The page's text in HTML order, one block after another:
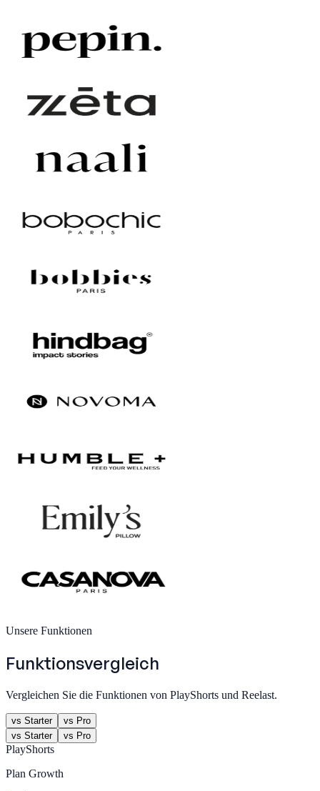
Unsere Funktionen
Funktionsvergleich
Vergleichen Sie die Funktionen von PlayShorts und Reelast.
vs Starter
vs Pro
vs Starter
vs Pro
PlayShorts
Plan Growth